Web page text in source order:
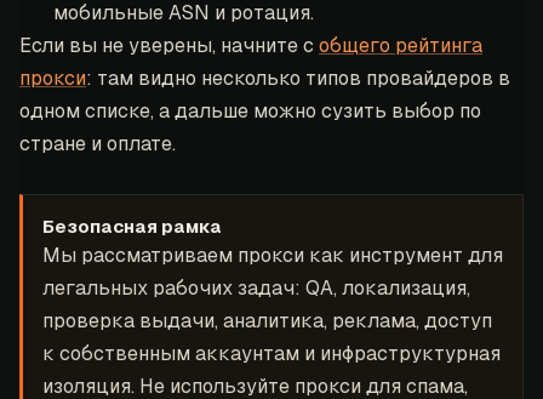
мобильные ASN и ротация.
Если вы не уверены, начните с общего рейтинга
прокси: там видно несколько типов провайдеров в
одном списке, а дальше можно сузить выбор по
стране и оплате.
Безопасная рамка
Мы рассматриваем прокси как инструмент для
легальных рабочих задач: QA, локализация,
проверка выдачи, аналитика, реклама, доступ
к собственным аккаунтам и инфраструктурная
изоляция. Не используйте прокси для спама,